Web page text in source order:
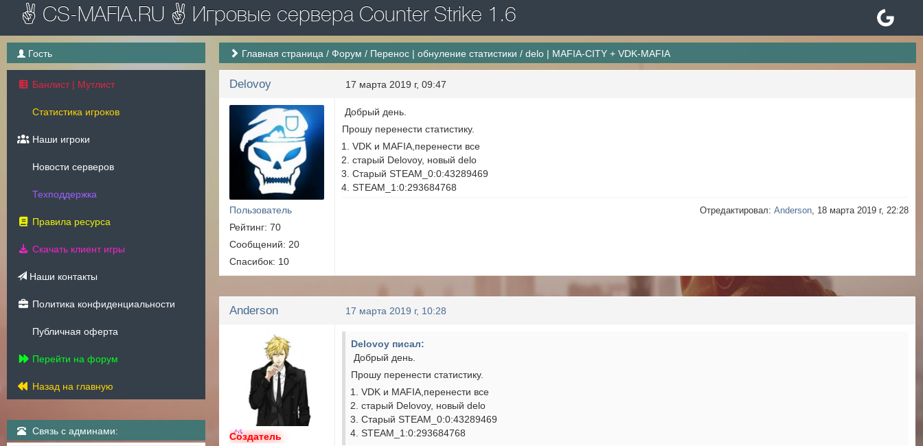
✌ CS-MAFIA.RU ✌ Игровые сервера Counter Strike 1.6
Гость
Банлист | Мутлист
Статистика игроков
Наши игроки
Новости серверов
Техподдержка
Правила ресурса
Скачать клиент игры
Наши контакты
Политика конфиденциальности
Публичная оферта
Перейти на форум
Назад на главную
Связь с админами:
Главная страница /Форум / Перенос | обнуление статистики /delo | MAFIA-CITY + VDK-MAFIA
Delovoy 17 марта 2019 г, 09:47
Пользователь
Рейтинг: 70
Сообщений: 20
Спасибок: 10
Добрый день.
Прошу перенести статистику.
VDK и MAFIA,перенести все
старый Delovoy, новый delo
Старый STEAM_0:0:43289469
STEAM_1:0:293684768
Отредактировал:Anderson, 18 марта 2019 г, 22:28
Anderson 17 марта 2019 г, 10:28
Создатель
Delovoy писал:
Добрый день.
Прошу перенести статистику.
VDK и MAFIA,перенести все
старый Delovoy, новый delo
Старый STEAM_0:0:43289469
STEAM_1:0:293684768